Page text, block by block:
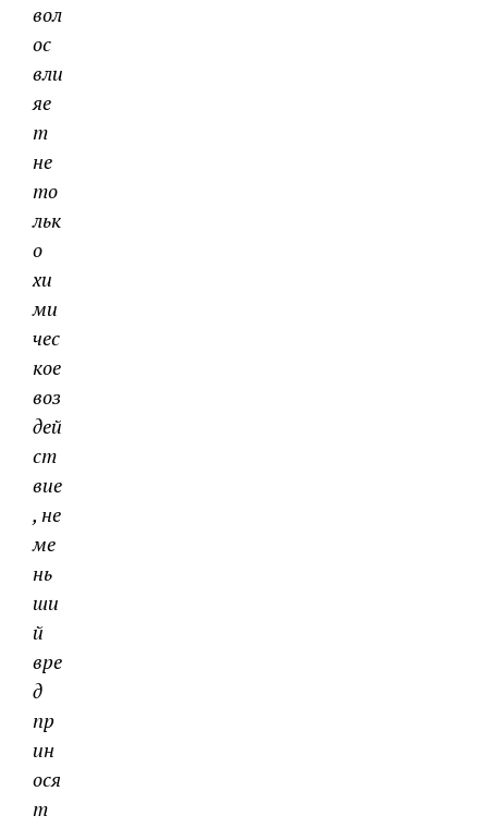
вол
ос
вли
яе
т
не
то
льк
о
хи
ми
чес
кое
воз
дей
ст
вие
, не
ме
нь
ши
й
вре
д
пр
ин
ося
т